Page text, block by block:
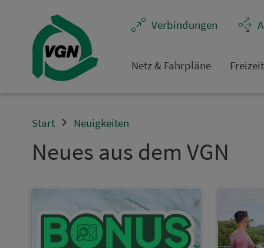
Ver­bin­dungen
Netz & Fahrpläne
Start Neuigkeiten
Neues aus dem VGN